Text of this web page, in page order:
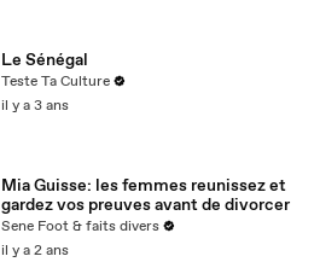
Le Sénégal
Teste Ta Culture
il y a 3 ans
Mia Guisse: les femmes reunissez et
gardez vos preuves avant de divorcer
Sene Foot & faits divers
il y a 2 ans